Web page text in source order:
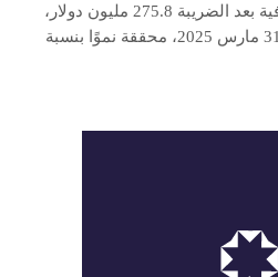
2026، حيث بلغت الأرباح الصافية بعد الضريبة 275.8 مليون دولار،
مقارنة بـ271 مليون دولار في 31 مارس 2025، محققة نموًا بنسبة